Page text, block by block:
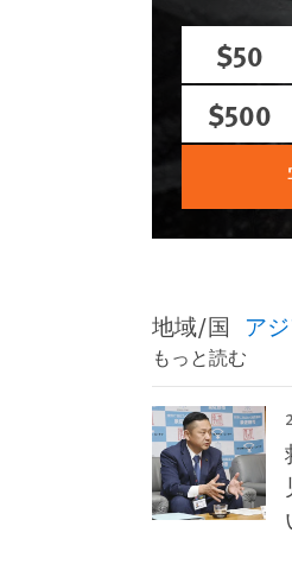
$50
$500
地域/国 ア
もっと読む